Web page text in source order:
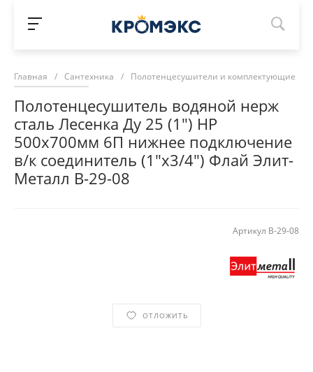
Главная / Сантехника / Полотенцесушители и комплектующие
Полотенцесушитель водяной нерж
сталь Лесенка Ду 25 (1") НР
500х700мм 6П нижнее подключение
в/к соединитель (1"х3/4") Флай Элит-
Металл В-29-08
Артикул В-29-08
ОТЛОЖИТЬ